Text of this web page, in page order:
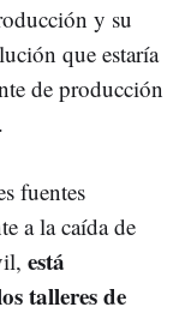
y su
que estaría
de producción
fuentes
a la caída de
está
talleres de